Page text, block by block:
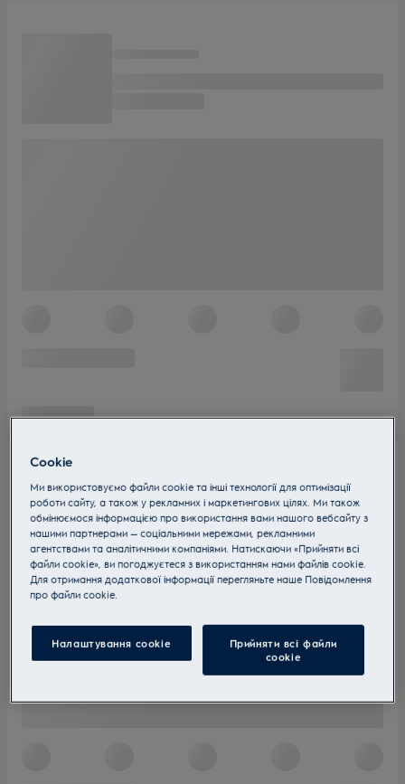
Cookie
Ми використовуємо файли cookie та інші технології для оптимізації
роботи сайту, а також у рекламних і маркетингових цілях. Ми також
обмінюємося інформацією про використання вами нашого вебсайту з
нашими партнерами — соціальними мережами, рекламними
агентствами та аналітичними компаніями. Натискаючи «Прийняти всі
файли cookie», ви погоджуєтеся з використанням нами файлів cookie.
Для отримання додаткової інформації перегляньте наше Пoвідомлення
прo файли cookie.
Налаштування cookie
Прийняти всі файли
сookie